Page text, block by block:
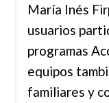
María Inés
usuarios
programas
equipos
familiares y